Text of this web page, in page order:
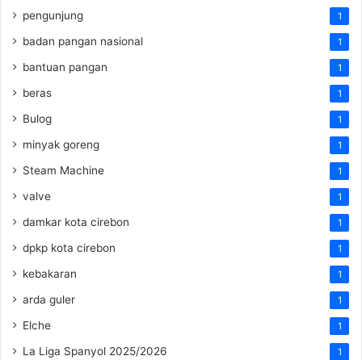
pengunjung 1
badan pangan nasional 1
bantuan pangan 1
beras 1
Bulog 1
minyak goreng 1
Steam Machine 1
valve 1
damkar kota cirebon 1
dpkp kota cirebon 1
kebakaran 1
arda guler 1
Elche 1
La Liga Spanyol 2025/2026 1